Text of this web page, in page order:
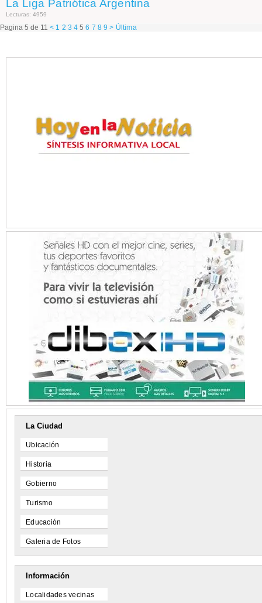
La Liga Patriótica Argentina
Lecturas: 4959
Pagina 5 de 11 < 1 2 3 4 5 6 7 8 9 > Última
La Ciudad
Ubicación
Historia
Gobierno
Turismo
Educación
Galeria de Fotos
Información
Localidades vecinas